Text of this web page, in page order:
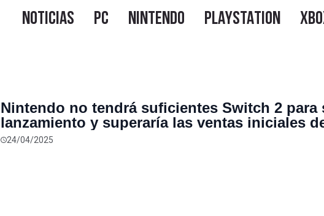
Nintendo no tendrá suficientes Switch 2 para
lanzamiento y superaría las ventas iniciales
y PS5
24/04/2025